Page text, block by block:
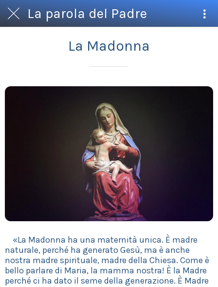
La parola del Padre
La Madonna
«La Madonna ha una maternità unica. È madre
naturale, perché ha generato Gesù, ma è anche
nostra madre spirituale, madre della Chiesa. Come è
bello parlare di Maria, la mamma nostra! È la Madre
perché ci ha dato il seme della generazione. È Madre